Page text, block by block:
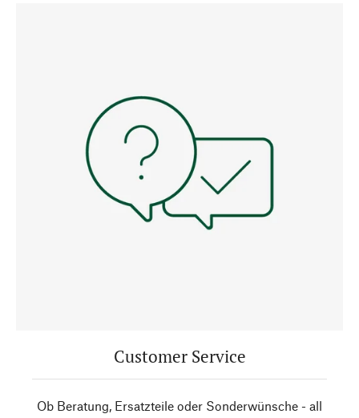
Customer Service
Ob Beratung, Ersatzteile oder Sonderwünsche - all